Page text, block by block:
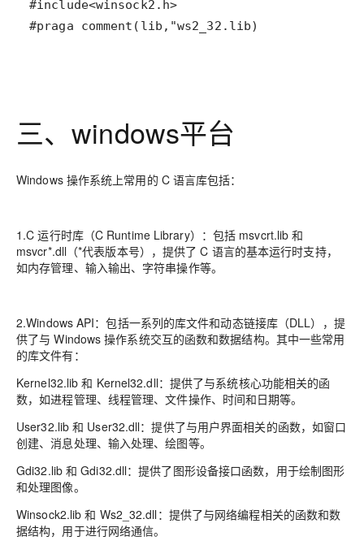
#praga comment(lib,"ws2_32.lib)
三、windows平台
Windows 操作系统上常用的 C 语言库包括：
1.C 运行时库（C Runtime Library）：包括 msvcrt.lib 和
msvcr*.dll（*代表版本号），提供了 C 语言的基本运行时支持，
如内存管理、输入输出、字符串操作等。
2.Windows API：包括一系列的库文件和动态链接库（DLL），提
供了与 Windows 操作系统交互的函数和数据结构。其中一些常用
的库文件有：
Kernel32.lib 和 Kernel32.dll：提供了与系统核心功能相关的函
数，如进程管理、线程管理、文件操作、时间和日期等。
User32.lib 和 User32.dll：提供了与用户界面相关的函数，如窗口
创建、消息处理、输入处理、绘图等。
Gdi32.lib 和 Gdi32.dll：提供了图形设备接口函数，用于绘制图形
和处理图像。
Winsock2.lib 和 Ws2_32.dll：提供了与网络编程相关的函数和数
据结构，用于进行网络通信。